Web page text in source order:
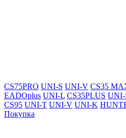
CS75PRO UNI-S UNI-V CS35
EADOplus UNI-L CS35PLUS UNI-
CS95 UNI-T UNI-V UNI-K
Покупка